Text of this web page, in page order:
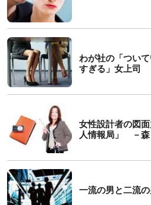
わが社の「つい
すぎる」女上司
女性設計者の図
人情報局」 －森
一流の男と二流